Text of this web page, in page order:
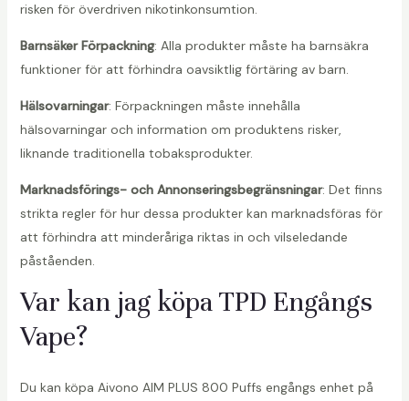
risken för överdriven nikotinkonsumtion.
Barnsäker Förpackning: Alla produkter måste ha barnsäkra
funktioner för att förhindra oavsiktlig förtäring av barn.
Hälsovarningar: Förpackningen måste innehålla
hälsovarningar och information om produktens risker,
liknande traditionella tobaksprodukter.
Marknadsförings- och Annonseringsbegränsningar: Det finns
strikta regler för hur dessa produkter kan marknadsföras för
att förhindra att minderåriga riktas in och vilseledande
påståenden.
Var kan jag köpa TPD Engångs
Vape?
Du kan köpa Aivono AIM PLUS 800 Puffs engångs enhet på